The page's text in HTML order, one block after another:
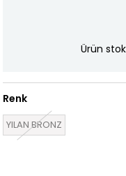
Ürün
Renk
YILAN BRONZ